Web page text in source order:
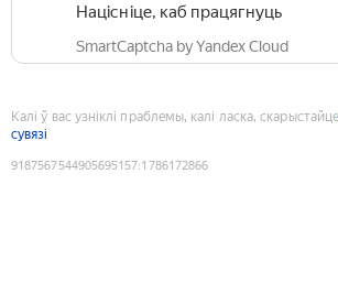
Націсніце, каб працягнуць
SmartCaptcha by Yandex Cloud
Калі ў вас узніклі праблемы, калі ласка, скарыстайце
сувязі
9187567544905695157:1786172866